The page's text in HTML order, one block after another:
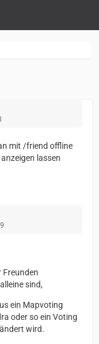
mit /friend offline
lassen
Freunden
sind,
ein Mapvoting
oder so ein Voting
wird.